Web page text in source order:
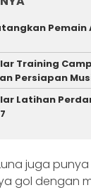
Pemain
Training
Persiapan
Latihan
juga
gol dengan